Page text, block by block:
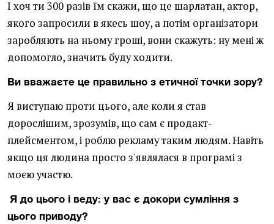
І хоч ти 300 разів їм скажи, що це шарлатан, актор,
якого запросили в якесь шоу, а потім організатори
заробляють на ньому гроші, вони скажуть: ну мені ж
допомогло, значить буду ходити.
Ви вважаєте це правильно з етичної точки зору?
Я виступаю проти цього, але коли я став
дорослішим, зрозумів, що сам є продакт-
плейсментом, і роблю рекламу таким людям. Навіть
якщо ця людина просто з'являлася в програмі з
моєю участю.
Я до цього і веду: у вас є докори сумління з
цього приводу?